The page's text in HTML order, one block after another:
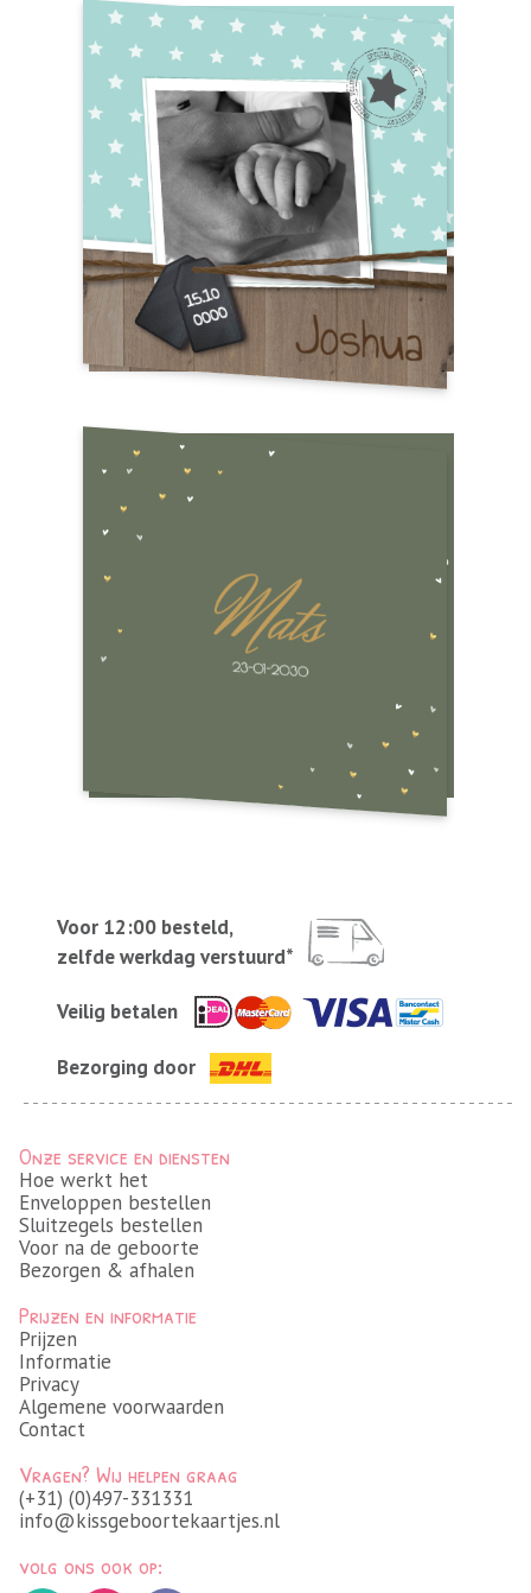
Voor 12:00 besteld,
zelfde werkdag verstuurd*
Veilig betalen
Bezorging door
Onze service en diensten
Hoe werkt het
Enveloppen bestellen
Sluitzegels bestellen
Voor na de geboorte
Bezorgen & afhalen
Prijzen en informatie
Prijzen
Informatie
Privacy
Algemene voorwaarden
Contact
Vragen? Wij helpen graag
(+31) (0)497-331331
info@kissgeboortekaartjes.nl
volg ons ook op: